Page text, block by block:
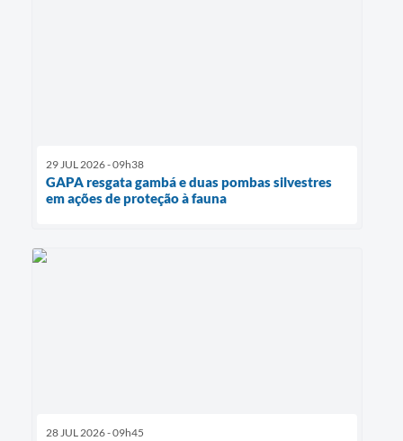
29 JUL 2026 - 09h38
GAPA resgata gambá e duas pombas silvestres
em ações de proteção à fauna
28 JUL 2026 - 09h45